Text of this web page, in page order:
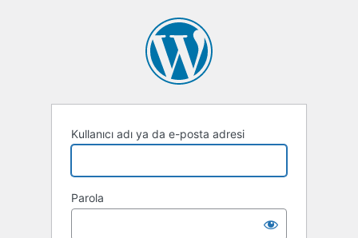
Kullanıcı adı ya da e-posta adresi
Parola